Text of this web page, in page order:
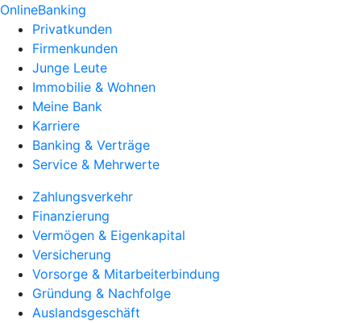
OnlineBanking
Privatkunden
Firmenkunden
Junge Leute
Immobilie & Wohnen
Meine Bank
Karriere
Banking & Verträge
Service & Mehrwerte
Zahlungsverkehr
Finanzierung
Vermögen & Eigenkapital
Versicherung
Vorsorge & Mitarbeiterbindung
Gründung & Nachfolge
Auslandsgeschäft